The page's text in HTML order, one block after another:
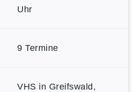
Uhr
9 Termine
VHS in Greifswald,